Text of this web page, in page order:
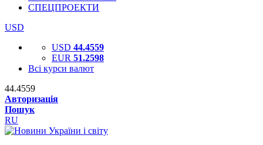
СПЕЦПРОЕКТИ
USD
USD 44.4559
EUR 51.2598
Всі курси валют
44.4559
Авторизація
Пошук
RU